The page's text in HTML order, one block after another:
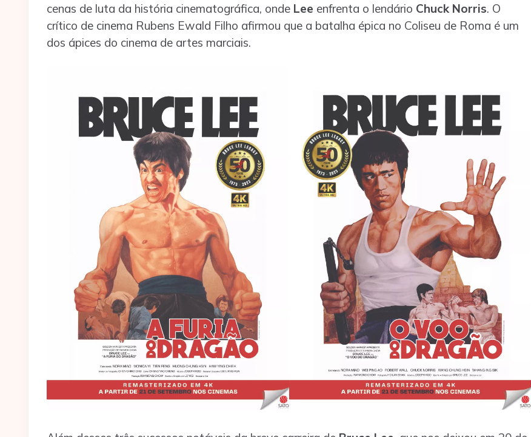
cenas de luta da história cinematográfica, onde Lee enfrenta o lendário Chuck Norris. O
crítico de cinema Rubens Ewald Filho afirmou que a batalha épica no Coliseu de Roma é um
dos ápices do cinema de artes marciais.